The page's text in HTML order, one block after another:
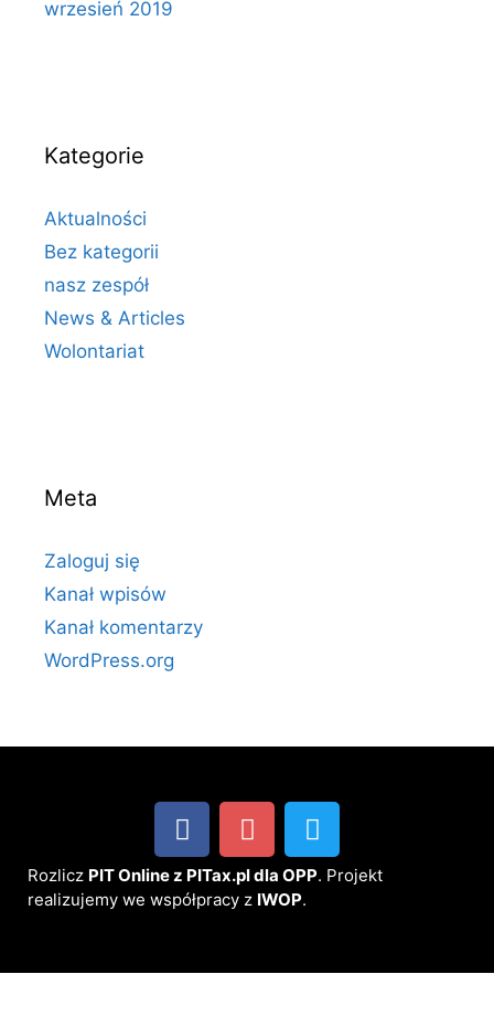
wrzesień 2019
Kategorie
Aktualności
Bez kategorii
nasz zespół
News & Articles
Wolontariat
Meta
Zaloguj się
Kanał wpisów
Kanał komentarzy
WordPress.org
Rozlicz PIT Online z PITax.pl dla OPP. Projekt
realizujemy we współpracy z IWOP.